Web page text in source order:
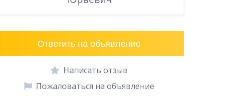
Ответить на объявление
Написать отзыв
Пожаловаться на объявление